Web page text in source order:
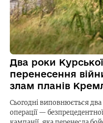
Два роки
перенесення
злам планів
Сьогодні виповнюється два
операції —